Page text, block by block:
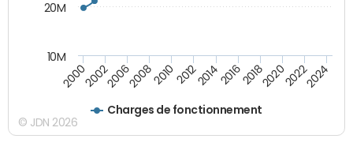
Charges de fonctionnement
200020022006200820102012201420162018202020222024
20M
10M
© JDN 2026